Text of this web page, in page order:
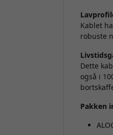
Kablet
robuste
Dette
også i
Pakken